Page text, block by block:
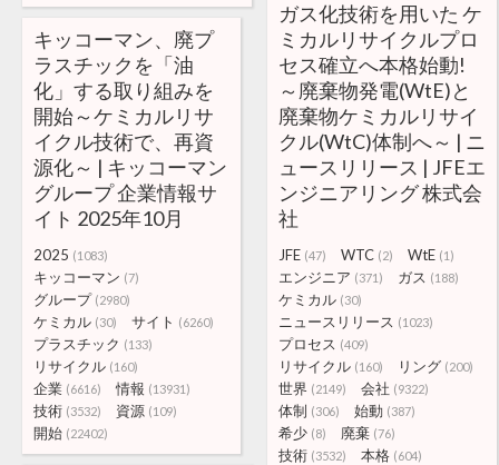
ガス化技術を用いた ケ
ミカルリサイクルプロ
セス確立へ本格始動!
～廃棄物発電(WtE)と
廃棄物ケミカルリサイ
クル(WtC)体制へ～ | ニ
ュースリリース | JFEエ
ンジニアリング 株式会
社
JFE (47) WTC (2) WtE (1)
エンジニア (371) ガス (188)
ケミカル (30)
ニュースリリース (1023)
プロセス (409)
リサイクル (160) リング (200)
世界 (2149) 会社 (9322)
体制 (306) 始動 (387)
希少 (8) 廃棄 (76)
技術 (3532) 本格 (604)
キッコーマン、廃プ
ラスチックを「油
化」する取り組みを
開始～ケミカルリサ
イクル技術で、再資
源化～ | キッコーマン
グループ 企業情報サ
イト 2025年10月
2025 (1083)
キッコーマン (7)
グループ (2980)
ケミカル (30) サイト (6260)
プラスチック (133)
リサイクル (160)
企業 (6616) 情報 (13931)
技術 (3532) 資源 (109)
開始 (22402)